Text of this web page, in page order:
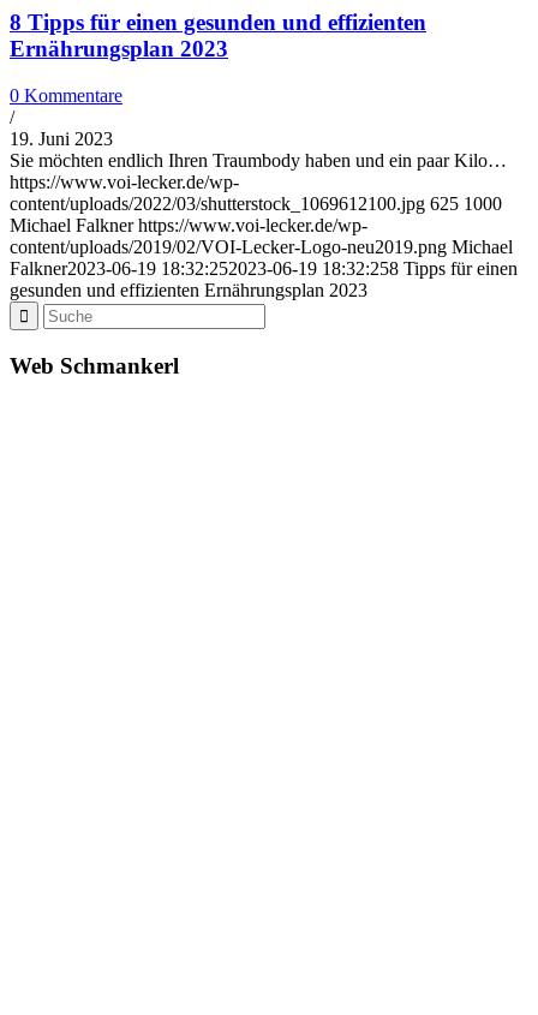
8 Tipps für einen gesunden und effizienten
Ernährungsplan 2023
0 Kommentare
/
19. Juni 2023
Sie möchten endlich Ihren Traumbody haben und ein paar Kilo…
https://www.voi-lecker.de/wp-
content/uploads/2022/03/shutterstock_1069612100.jpg 625 1000
Michael Falkner https://www.voi-lecker.de/wp-
content/uploads/2019/02/VOI-Lecker-Logo-neu2019.png Michael
Falkner2023-06-19 18:32:252023-06-19 18:32:258 Tipps für einen
gesunden und effizienten Ernährungsplan 2023
Web Schmankerl